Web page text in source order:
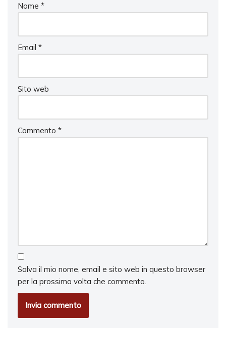
Nome *
Email *
Sito web
Commento *
Salva il mio nome, email e sito web in questo browser
per la prossima volta che commento.